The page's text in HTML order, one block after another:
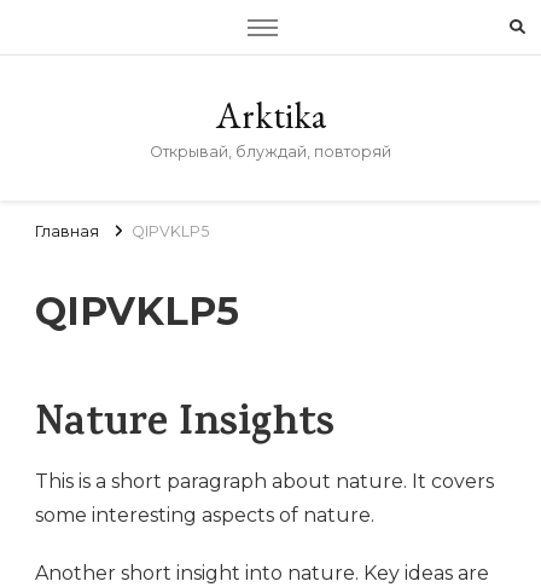
Arktika
Открывай, блуждай, повторяй
Главная QIPVKLP5
QIPVKLP5
Nature Insights
This is a short paragraph about nature. It covers
some interesting aspects of nature.
Another short insight into nature. Key ideas are